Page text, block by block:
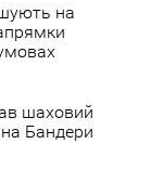
на
шаховий
Бандери